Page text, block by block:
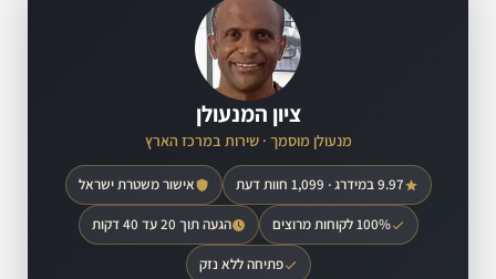
ציון המנעולן
מנעולן מוסמך · שירות במרכז הארץ
9.97 במידרג · 1,099 חוות דעת אישור משטרת ישראל
100% לקוחות מרוצים הגעה תוך 20 עד 40 דקות
פתיחה ללא נזק